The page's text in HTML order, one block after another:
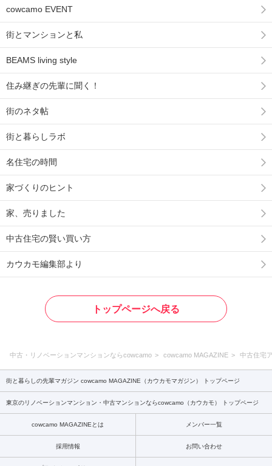
cowcamo EVENT
街とマンションと私
BEAMS living style
住み継ぎの先輩に聞く！
街のネタ帖
街と暮らしラボ
名住宅の時間
家づくりのヒント
家、売りました
中古住宅の賢い買い方
カウカモ編集部より
トップページへ戻る
中古・リノベーションマンションならcowcamo cowcamo MAGAZINE 中古住宅
街と暮らしの先輩マガジン cowcamo MAGAZINE（カウカモマガジン） トップページ
東京のリノベーションマンション・中古マンションならcowcamo（カウカモ） トップページ
cowcamo MAGAZINEとは メンバー一覧
採用情報 お問い合わせ